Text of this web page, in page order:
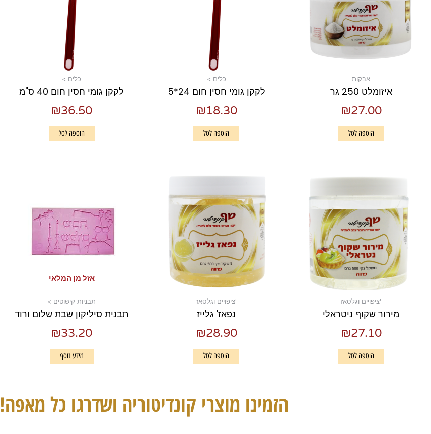
אבקות
איזומלט 250 גר
₪27.00
הוספה לסל
כלים >
לקקן גומי חסין חום 24*5
₪18.30
הוספה לסל
כלים >
לקקן גומי חסין חום 40 ס"מ
₪36.50
הוספה לסל
'ציפויים וגלסאז
מירור שקוף ניטראלי
₪27.10
הוספה לסל
'ציפויים וגלסאז
נפאז' גלייז
₪28.90
הוספה לסל
אזל מן המלאי
תבניות קישוטים >
תבנית סיליקון שבת שלום ורוד
₪33.20
מידע נוסף
הזמינו מוצרי קונדיטוריה ושדרגו כל מאפה!